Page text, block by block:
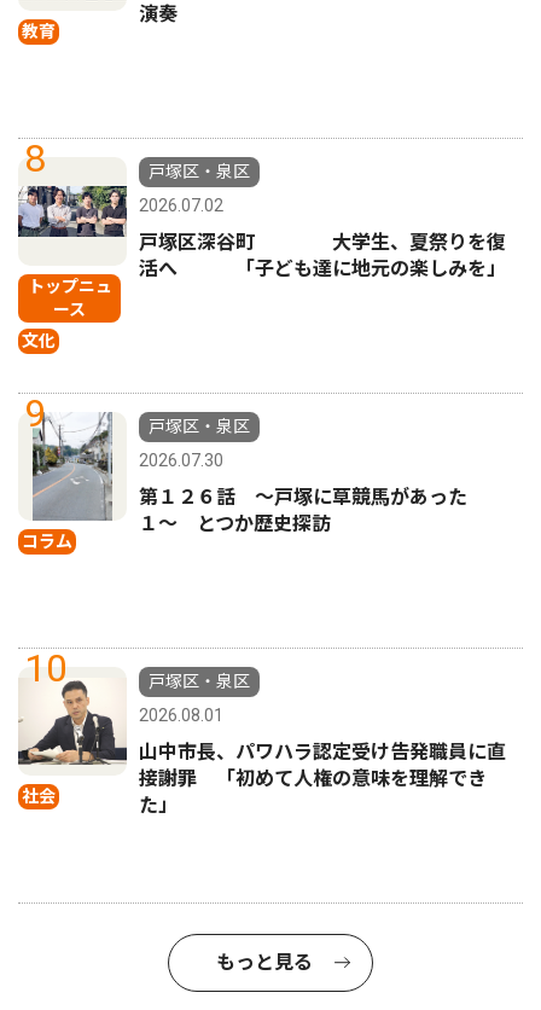
教育
演奏
8
トップニュ
ース
文化
戸塚区・泉区
2026.07.02
戸塚区深谷町 大学生、夏祭りを復
活へ 「子ども達に地元の楽しみを」
9
コラム
戸塚区・泉区
2026.07.30
第１２６話 〜戸塚に草競馬があった
１〜 とつか歴史探訪
10
社会
戸塚区・泉区
2026.08.01
山中市長、パワハラ認定受け告発職員に直
接謝罪 「初めて人権の意味を理解でき
た」
もっと見る